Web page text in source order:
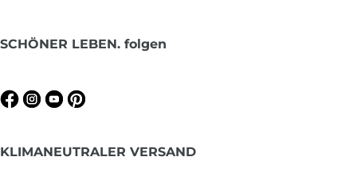
SCHÖNER LEBEN. folgen
KLIMANEUTRALER VERSAND